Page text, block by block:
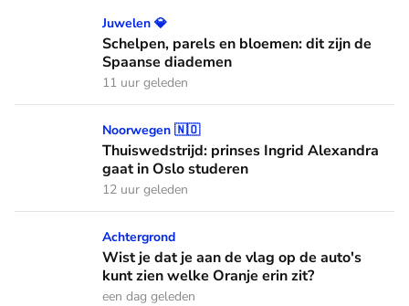
Schelpen, parels en bloemen: dit zijn de Spaanse diademen
Juwelen 💎
Schelpen, parels en bloemen: dit zijn de
Spaanse diademen
11 uur geleden
Thuiswedstrijd: prinses Ingrid Alexandra gaat in Oslo
Noorwegen 🇳🇴
Thuiswedstrijd: prinses Ingrid Alexandra
gaat in Oslo studeren
12 uur geleden
Wist je dat je aan de vlag op de auto's kunt zien welke
Achtergrond
Wist je dat je aan de vlag op de auto's
kunt zien welke Oranje erin zit?
een dag geleden